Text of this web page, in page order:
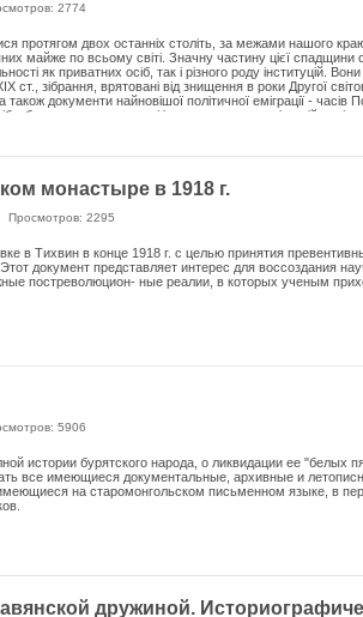
2774
протягом двох останніх століть, за межами нашого
майже по всьому світі. Значну частину цієї спадщини
як приватних осіб, так і різного роду інституцій.
зібрання, врятовані від знищення в роки Другої
також документи найновішої політичної еміграції - часів
до сьогодні і зосереджена в емі­граційних
та полоністичних ін­ституцій за кордоном є як
інститут і музей ім. генерала Сікорського та Польська
Зрештою, цінні зібрання зосереджено також у військових
монастыре в 1918 г.
Просмотров: 2295
в Тихвин в конце 1918 г. с целью принятия
документ представляет ин­терес для воссоздания
постреволюцион- ные реалии, в которых ученым
5906
истории бурятского народа, о ликвидации ее "белых
все имеющиеся докумен­тальные, архивные и
на старомонгольском письменном языке, в
дружиной.